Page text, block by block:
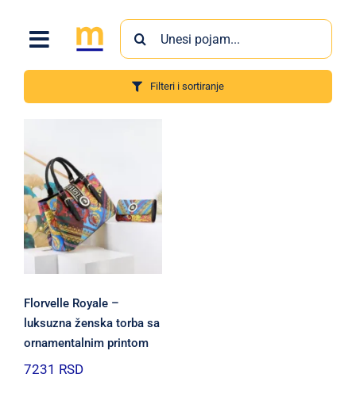
content
Search
for:
Filteri i sortiranje
Florvelle Royale –
luksuzna ženska torba sa
ornamentalnim printom
7231 RSD
Proizvodi